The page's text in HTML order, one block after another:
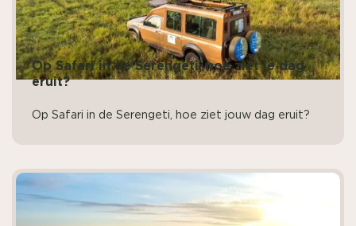
Op Safari in de Serengeti, hoe ziet je dag
eruit?
Op Safari in de Serengeti, hoe ziet jouw dag eruit?